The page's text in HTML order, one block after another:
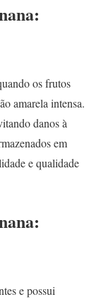
os frutos
amarela intensa.
danos à
em
e qualidade
e possui